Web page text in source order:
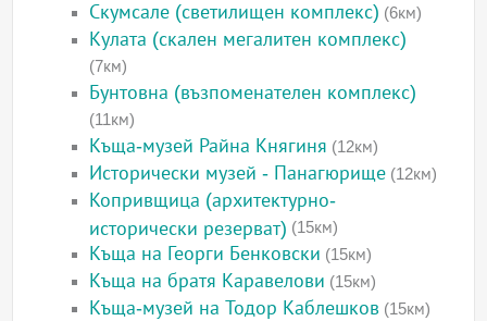
Скумсале (светилищен комплекс) (6км)
Кулата (скален мегалитен комплекс)
(7км)
Бунтовна (възпоменателен комплекс)
(11км)
Къща-музей Райна Княгиня (12км)
Исторически музей - Панагюрище (12км)
Копривщица (архитектурно-
исторически резерват) (15км)
Къща на Георги Бенковски (15км)
Къща на братя Каравелови (15км)
Къща-музей на Тодор Каблешков (15км)